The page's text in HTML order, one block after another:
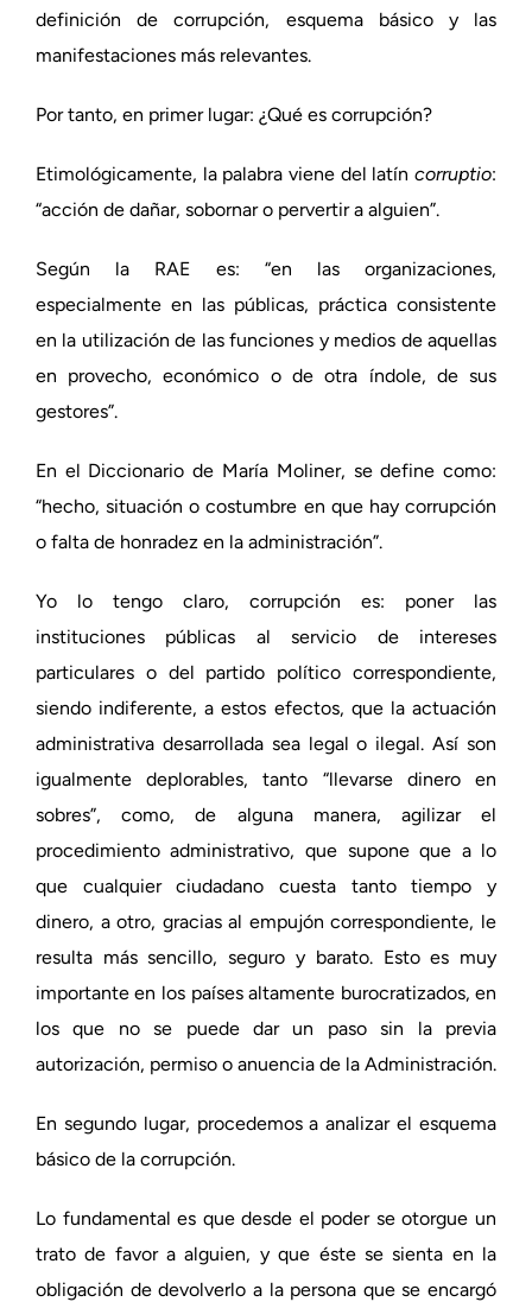
definición de corrupción, esquema básico y las
manifestaciones más relevantes.
Por tanto, en primer lugar: ¿Qué es corrupción?
Etimológicamente, la palabra viene del latíncorruptio:
“acción de dañar, sobornar o pervertir a alguien”.
Según la RAE es: “en las organizaciones,
especialmente en las públicas, práctica consistente
en la utilización de las funciones y medios de aquellas
en provecho, económico o de otra índole, de sus
gestores”.
En el Diccionario de María Moliner, se define como:
“hecho, situación o costumbre en que hay corrupción
o falta de honradez en la administración”.
Yo lo tengo claro, corrupción es: poner las
instituciones públicas al servicio de intereses
particulares o del partido político correspondiente,
siendo indiferente, a estos efectos, que la actuación
administrativa desarrollada sea legal o ilegal. Así son
igualmente deplorables, tanto “llevarse dinero en
sobres”, como, de alguna manera, agilizar el
procedimiento administrativo, que supone que a lo
que cualquier ciudadano cuesta tanto tiempo y
dinero, a otro, gracias al empujón correspondiente, le
resulta más sencillo, seguro y barato. Esto es muy
importante en los países altamente burocratizados, en
los que no se puede dar un paso sin la previa
autorización, permiso o anuencia de la Administración.
En segundo lugar, procedemos a analizar el esquema
básico de la corrupción.
Lo fundamental es que desde el poder se otorgue un
trato de favor a alguien, y que éste se sienta en la
obligación de devolverlo a la persona que se encargó